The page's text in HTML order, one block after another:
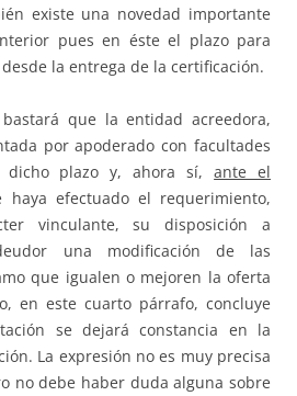
existe una novedad importante
pues en éste el plazo para
la entrega de la certificación.
que la entidad acreedora,
por apoderado con facultades
dicho plazo y, ahora sí,ante el
haya efectuado el requerimiento,
vinculante, su disposición a
una modificación de las
que igualen o mejoren la oferta
en este cuarto párrafo, concluye
se dejará constancia en la
La expresión no es muy precisa
no debe haber duda alguna sobre